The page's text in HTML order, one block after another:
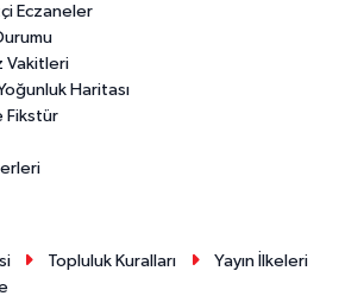
Eczaneler
Vakitleri
Haritası
Fikstür
Topluluk Kuralları
Yayın İlkeleri